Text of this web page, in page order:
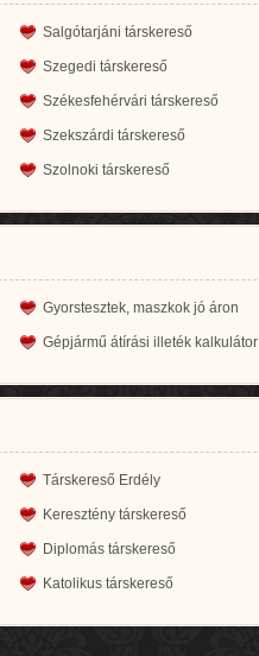
Salgótarjáni társkereső
Szegedi társkereső
Székesfehérvári társkereső
Szekszárdi társkereső
Szolnoki társkereső
Gyorstesztek, maszkok jó áron
Gépjármű átírási illeték kalkulátor
Társkereső Erdély
Keresztény társkereső
Diplomás társkereső
Katolikus társkereső